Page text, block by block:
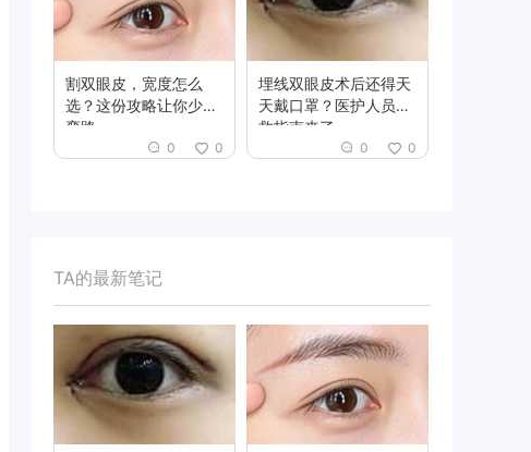
割双眼皮，宽度怎么
选？这份攻略让你少走
弯路
0 0
埋线双眼皮术后还得天
天戴口罩？医护人员自
救指南来了
0 0
TA的最新笔记